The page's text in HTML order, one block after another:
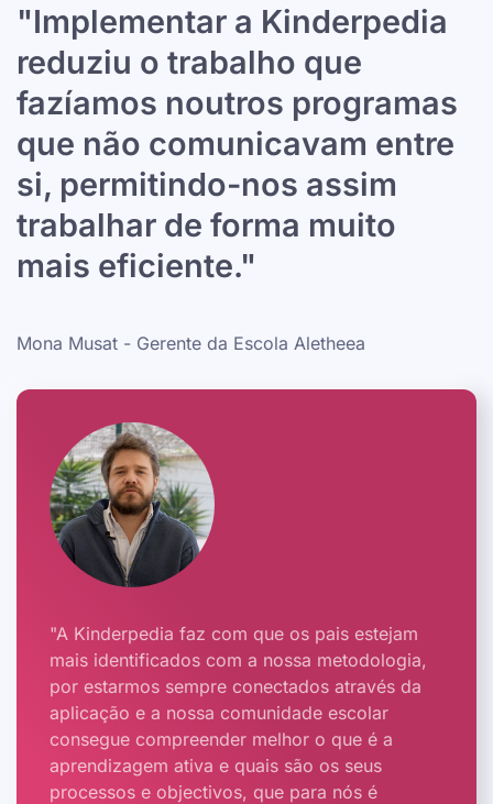
"Implementar a Kinderpedia
reduziu o trabalho que
fazíamos noutros programas
que não comunicavam entre
si, permitindo-nos assim
trabalhar de forma muito
mais eficiente."
Mona Musat - Gerente da Escola Aletheea
"A Kinderpedia faz com que os pais estejam
mais identificados com a nossa metodologia,
por estarmos sempre conectados através da
aplicação e a nossa comunidade escolar
consegue compreender melhor o que é a
aprendizagem ativa e quais são os seus
processos e objectivos, que para nós é